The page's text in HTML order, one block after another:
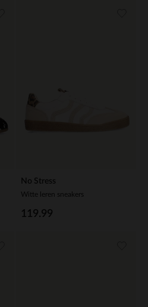
No Stress
Witte leren sneakers
119.99